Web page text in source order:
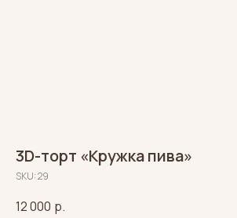
3D-торт «Кружка пива»
SKU:29
12 000 р.